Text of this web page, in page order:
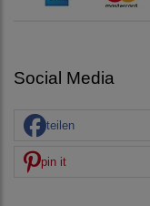
Social Media
teilen
pin it